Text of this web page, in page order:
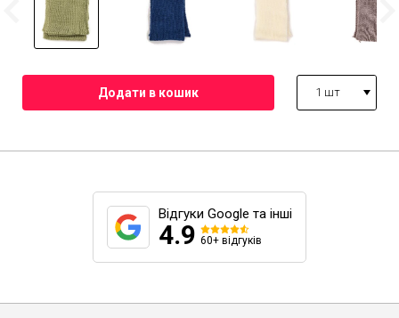
1 шт
Відгуки Google та інші
4.9 60+ відгуків